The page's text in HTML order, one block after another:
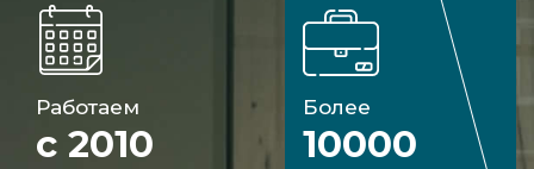
Работаем
с 2010
Более
10000